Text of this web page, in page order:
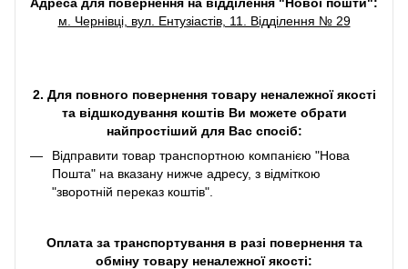
Адреса для повернення на відділення "Нової пошти":
м. Чернівці, вул. Ентузіастів, 11. Відділення № 29
2. Для повного повернення товару неналежної якості
та відшкодування коштів Ви можете обрати
найпростіший для Вас спосіб:
Відправити товар транспортною компанією "Нова
Пошта" на вказану нижче адресу, з відміткою
"зворотній переказ коштів".
Оплата за транспортування в разі повернення та
обміну товару неналежної якості: